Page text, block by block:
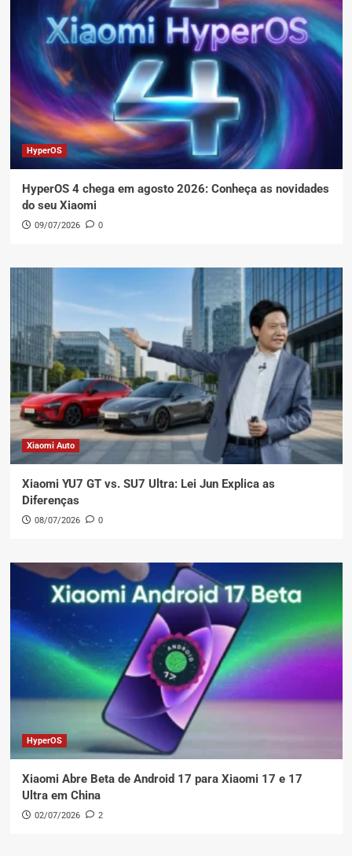
HyperOS
HyperOS 4 chega em agosto 2026: Conheça as novidades
do seu Xiaomi
09/07/2026 0
Xiaomi Auto
Xiaomi YU7 GT vs. SU7 Ultra: Lei Jun Explica as
Diferenças
08/07/2026 0
HyperOS
Xiaomi Abre Beta de Android 17 para Xiaomi 17 e 17
Ultra em China
02/07/2026 2